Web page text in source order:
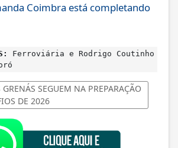
Coimbra está completando
Ferroviária e Rodrigo Coutinho
GRENÁS SEGUEM NA PREPARAÇÃO
DE 2026